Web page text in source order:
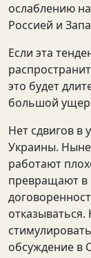
ослаблению
Россией и
Если эта
это будет
большой
Нет сдвигов в
Украины.
работают
превращают в
обсуждение в